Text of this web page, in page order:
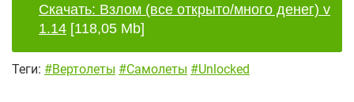
Скачать: Взлом (все открыто/много денег) v
1.14 [118,05 Mb]
Теги: #Вертолеты #Самолеты #Unlocked